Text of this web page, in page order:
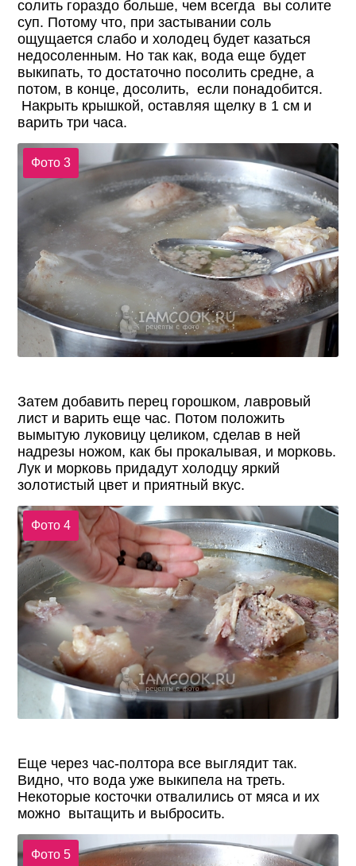
солить гораздо больше, чем всегда вы солите
суп. Потому что, при застывании соль
ощущается слабо и холодец будет казаться
недосоленным. Но так как, вода еще будет
выкипать, то достаточно посолить средне, а
потом, в конце, досолить, если понадобится.
Накрыть крышкой, оставляя щелку в 1 см и
варить три часа.
Фото 3
Затем добавить перец горошком, лавровый
лист и варить еще час. Потом положить
вымытую луковицу целиком, сделав в ней
надрезы ножом, как бы прокалывая, и морковь.
Лук и морковь придадут холодцу яркий
золотистый цвет и приятный вкус.
Фото 4
Еще через час-полтора все выглядит так.
Видно, что вода уже выкипела на треть.
Некоторые косточки отвалились от мяса и их
можно вытащить и выбросить.
Фото 5